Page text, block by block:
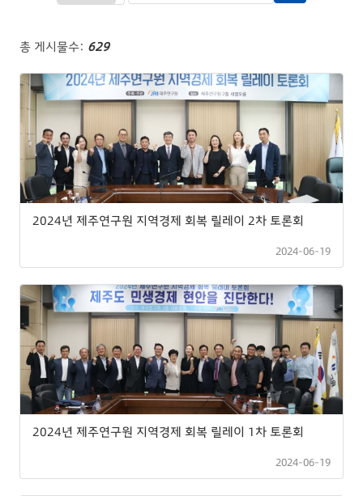
총 게시물수: 629
2024년 제주연구원 지역경제 회복 릴레이 2차 토론회
2024-06-19
2024년 제주연구원 지역경제 회복 릴레이 1차 토론회
2024-06-19